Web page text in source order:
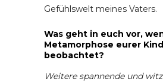
Gefühlswelt meines Vaters.
Was geht in euch vor,
Metamorphose eurer
beobachtet?
Weitere spannende und